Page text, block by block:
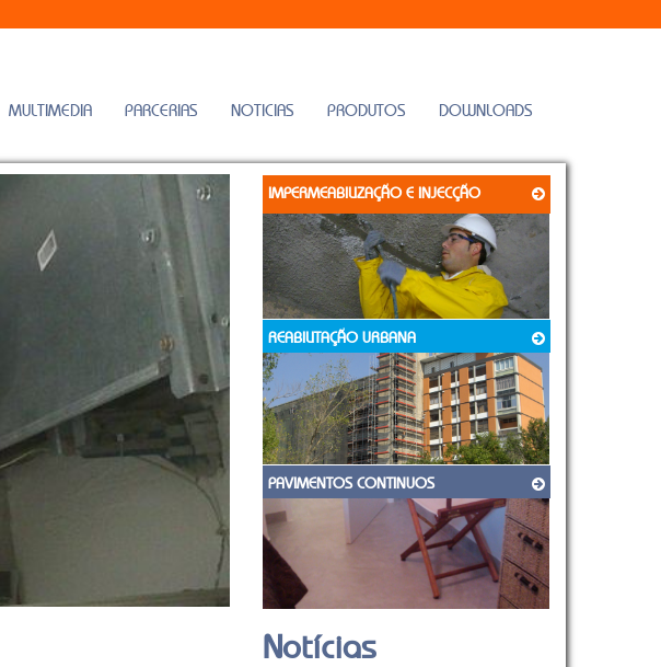
MULTIMEDIA PARCERIAS NOTICIAS PRODUTOS DOWNLOADS
IMPERMEABILIZAÇÃO E INJECÇÃO
REABILITAÇÃO URBANA
PAVIMENTOS CONTINUOS
Notícias